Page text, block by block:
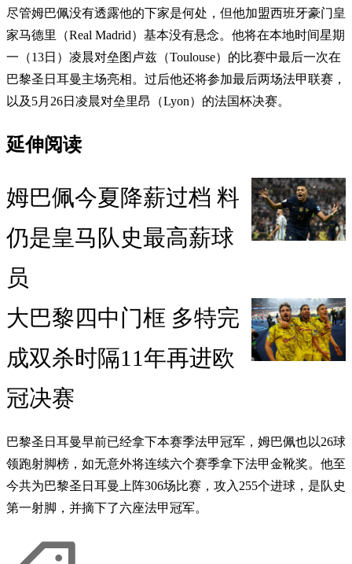
尽管姆巴佩没有透露他的下家是何处，但他加盟西班牙豪门皇
家马德里（Real Madrid）基本没有悬念。他将在本地时间星期
一（13日）凌晨对垒图卢兹（Toulouse）的比赛中最后一次在
巴黎圣日耳曼主场亮相。过后他还将参加最后两场法甲联赛，
以及5月26日凌晨对垒里昂（Lyon）的法国杯决赛。
延伸阅读
姆巴佩今夏降薪过档 料
仍是皇马队史最高薪球
员
大巴黎四中门框 多特完
成双杀时隔11年再进欧
冠决赛
巴黎圣日耳曼早前已经拿下本赛季法甲冠军，姆巴佩也以26球
领跑射脚榜，如无意外将连续六个赛季拿下法甲金靴奖。他至
今共为巴黎圣日耳曼上阵306场比赛，攻入255个进球，是队史
第一射脚，并摘下了六座法甲冠军。